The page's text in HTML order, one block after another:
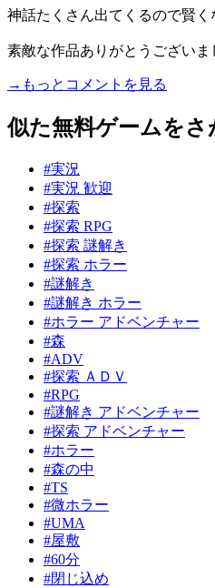
神話たくさん出てくるので賢く
素敵な作品ありがとうございま
→もっとコメントを見る
似た無料ゲームをさ
#実況
#実況 歓迎
#探索
#探索 RPG
#探索 謎解き
#探索 ホラー
#謎解き
#謎解き ホラー
#ホラー アドベンチャー
#森
#ADV
#探索 ＡＤＶ
#RPG
#謎解き アドベンチャー
#探索 アドベンチャー
#ホラー
#森の中
#TS
#微ホラー
#UMA
#屋敷
#60分
#閉じ込め